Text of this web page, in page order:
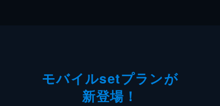
モバイルsetプランが
新登場！